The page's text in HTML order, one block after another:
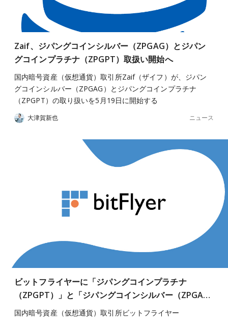
Zaif、ジパングコインシルバー（ZPGAG）とジパン
グコインプラチナ（ZPGPT）取扱い開始へ
国内暗号資産（仮想通貨）取引所Zaif（ザイフ）が、ジパン
グコインシルバー（ZPGAG）とジパングコインプラチナ
（ZPGPT）の取り扱いを5月19日に開始する
大津賀新也 ニュース
ビットフライヤーに「ジパングコインプラチナ
（ZPGPT）」と「ジパングコインシルバー（ZPGA…
国内暗号資産（仮想通貨）取引所ビットフライヤー